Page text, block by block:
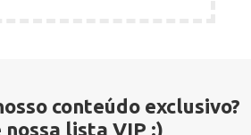
conteúdo exclusivo?
nossa lista VIP :)